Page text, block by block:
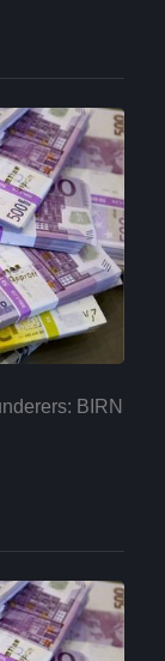
BIRN